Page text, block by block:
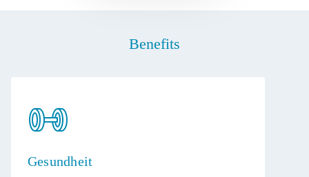
Benefits
Gesundheit